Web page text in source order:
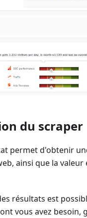
du scraper
permet d'obtenir
ainsi que la valeur
résultats est
vous avez besoin,